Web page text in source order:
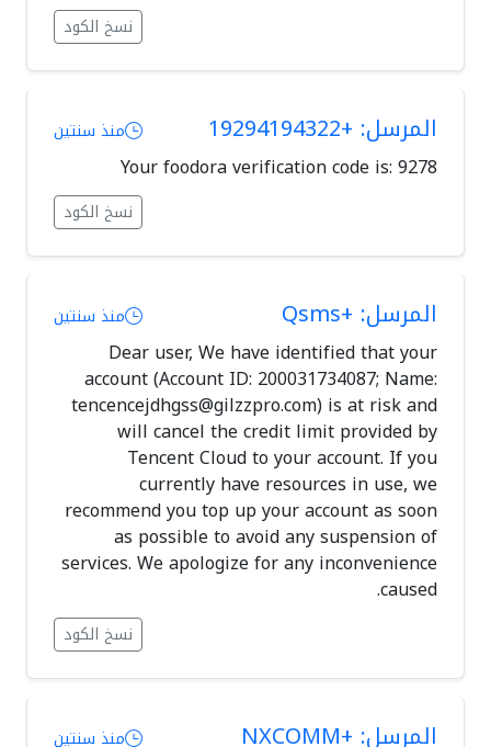
نسخ الكود
المرسل: +19294194322 منذ سنتين
Your foodora verification code is: 9278
نسخ الكود
المرسل: +Qsms منذ سنتين
Dear user, We have identified that your
account (Account ID: 200031734087; Name:
tencencejdhgss@gilzzpro.com) is at risk and
will cancel the credit limit provided by
Tencent Cloud to your account. If you
currently have resources in use, we
recommend you top up your account as soon
as possible to avoid any suspension of
services. We apologize for any inconvenience
caused.
نسخ الكود
المرسل: +NXCOMM منذ سنتين